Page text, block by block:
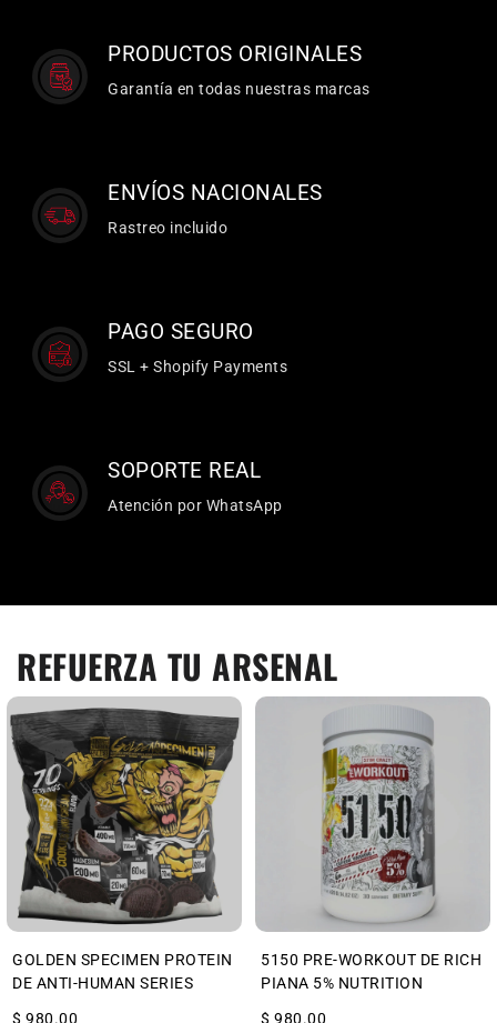
PRODUCTOS ORIGINALES
Garantía en todas nuestras marcas
ENVÍOS NACIONALES
Rastreo incluido
PAGO SEGURO
SSL + Shopify Payments
SOPORTE REAL
Atención por WhatsApp
REFUERZA TU ARSENAL
GOLDEN SPECIMEN PROTEIN
DE ANTI-HUMAN SERIES
$ 980.00
5150 PRE-WORKOUT DE RICH
PIANA 5% NUTRITION
$ 980.00